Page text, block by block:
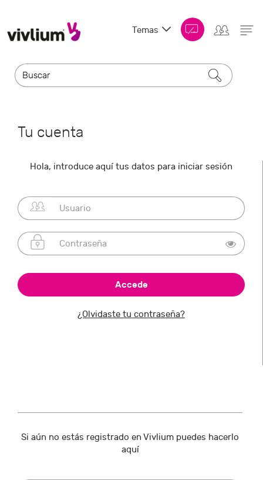
Temas
Tu cuenta
Hola, introduce aquí tus datos para iniciar sesión
¿Olvidaste tu contraseña?
Si aún no estás registrado en Vivlium puedes hacerlo
aquí